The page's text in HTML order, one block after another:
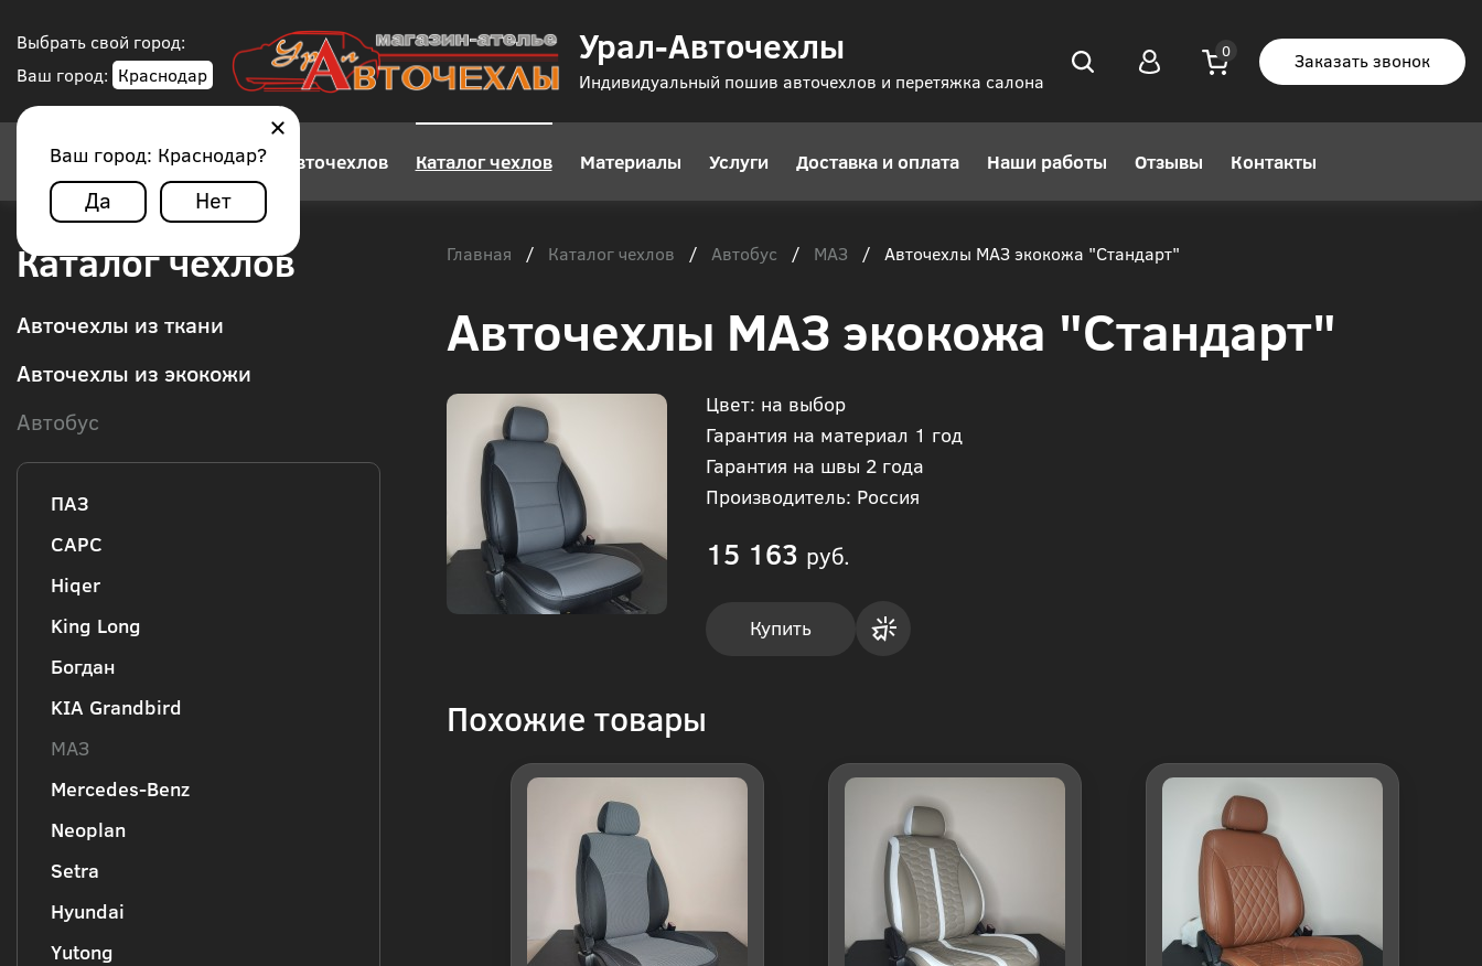
Выбрать свой город:
Ваш город: Краснодар
Ваш город: Краснодар?
Да Нет
Урал-Авточехлы
Индивидуальный пошив авточехлов и перетяжка салона
Заказать звонок
Конструктор авточехлов Каталог чехлов Материалы Услуги Доставка и оплата Наши работы Отзывы Контакты
Каталог чехлов
Авточехлы из ткани
Авточехлы из экокожи
Автобус
ПАЗ
CAPC
Hiqer
King Long
Богдан
KIA Grandbird
МАЗ
Mercedes-Benz
Neoplan
Setra
Hyundai
Yutong
Главная / Каталог чехлов / Автобус / МАЗ / Авточехлы МАЗ экокожа "Стандарт"
Авточехлы МАЗ экокожа "Стандарт"
Цвет: на выбор
Гарантия на материал 1 год
Гарантия на швы 2 года
Производитель: Россия
15 163 руб.
Купить
Похожие товары